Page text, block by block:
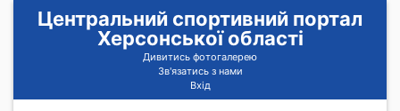
Центральний спортивний портал
Херсонської області
Дивитись фотогалерею
Зв'язатись з нами
Вхід